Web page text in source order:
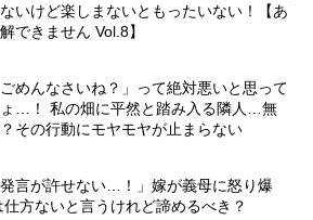
いけど楽しまないともったいない！【あ
できません Vol.8】
ごめんなさいね？」って絶対悪いと思って
…！ 私の畑に平然と踏み入る隣人…無
その行動にモヤモヤが止まらない
発言が許せない…！」嫁が義母に怒り爆
方ないと言うけれど諦めるべき？